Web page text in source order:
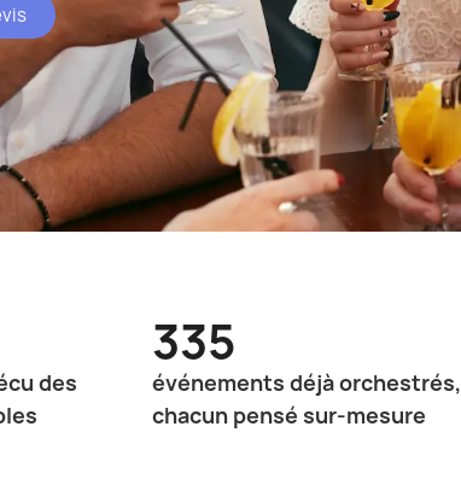
des
335
événements déjà orchestrés,
chacun pensé sur-mesure